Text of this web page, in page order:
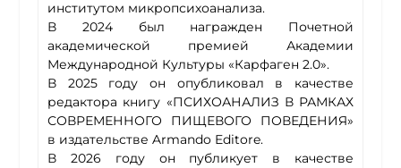
институтом микропсихоанализа.
В 2024 был награжден Почетной
академической премией Академии
Международной Культуры «Карфаген 2.0».
В 2025 году он опубликовал в качестве
редактора книгу «ПСИХОАНАЛИЗ В РАМКАХ
СОВРЕМЕННОГО ПИЩЕВОГО ПОВЕДЕНИЯ»
в издательстве Armando Editore.
В 2026 году он публикует в качестве